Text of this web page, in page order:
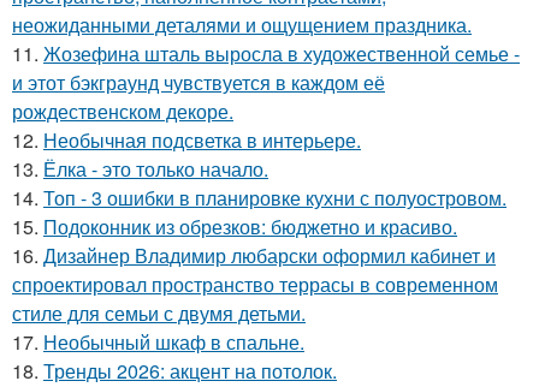
неожиданными деталями и ощущением праздника.
11. Жозефина шталь выросла в художественной семье -
и этот бэкграунд чувствуется в каждом её
рождественском декоре.
12. Необычная подсветка в интерьере.
13. Ёлка - это только начало.
14. Топ - 3 ошибки в планировке кухни с полуостровом.
15. Подоконник из обрезков: бюджетно и красиво.
16. Дизайнер Владимир любарски оформил кабинет и
спроектировал пространство террасы в современном
стиле для семьи с двумя детьми.
17. Необычный шкаф в спальне.
18. Тренды 2026: акцент на потолок.